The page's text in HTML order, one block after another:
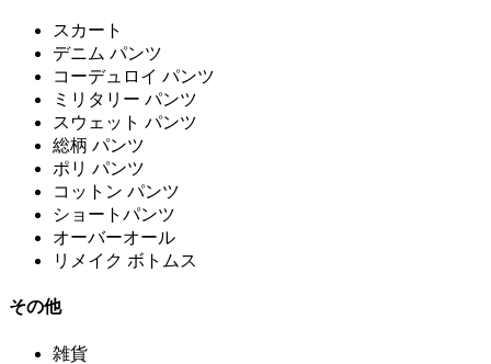
スカート
デニム パンツ
コーデュロイ パンツ
ミリタリー パンツ
スウェット パンツ
総柄 パンツ
ポリ パンツ
コットン パンツ
ショートパンツ
オーバーオール
リメイク ボトムス
その他
雑貨